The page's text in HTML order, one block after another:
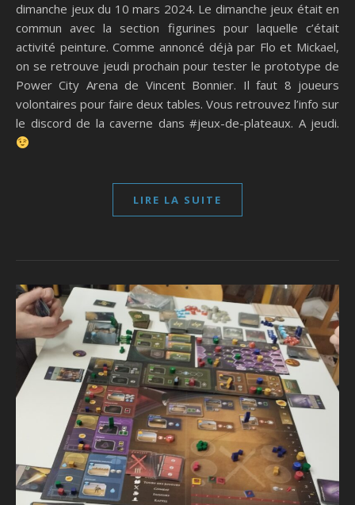
dimanche jeux du 10 mars 2024. Le dimanche jeux était en
commun avec la section figurines pour laquelle c’était
activité peinture. Comme annoncé déjà par Flo et Mickael,
on se retrouve jeudi prochain pour tester le prototype de
Power City Arena de Vincent Bonnier. Il faut 8 joueurs
volontaires pour faire deux tables. Vous retrouvez l’info sur
le discord de la caverne dans #jeux-de-plateaux. A jeudi.
LIRE LA SUITE